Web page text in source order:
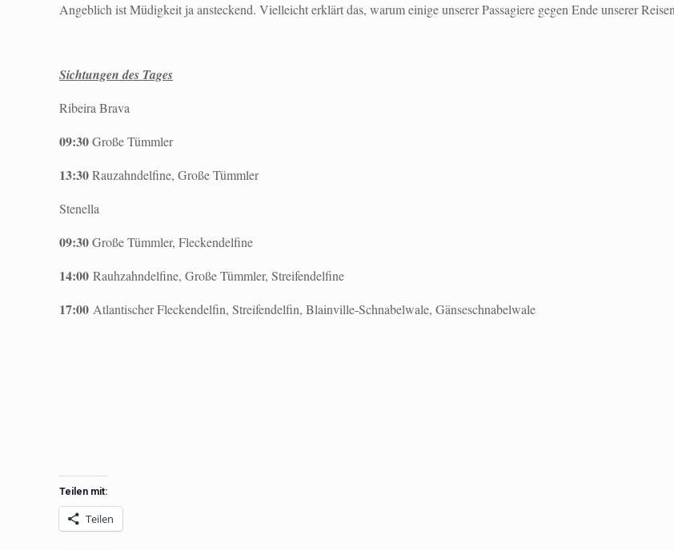
Angeblich ist Müdigkeit ja ansteckend. Vielleicht erklärt das, warum einige unserer Passagiere gegen Ende unserer
Sichtungen des Tages
Ribeira Brava
09:30Große Tümmler
13:30Rauzahndelfine, Große Tümmler
Stenella
09:30Große Tümmler, Fleckendelfine
14:00 Rauhzahndelfine, Große Tümmler, Streifendelfine
17:00 Atlantischer Fleckendelfin, Streifendelfin, Blainville-Schnabelwale, Gänseschnabelwale
Teilen mit:
Teilen